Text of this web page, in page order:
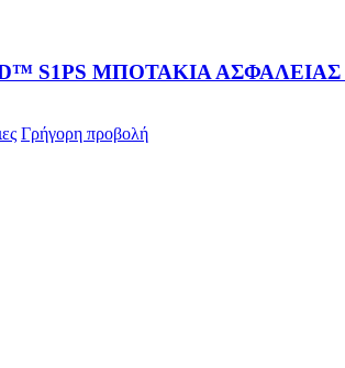
S1PS ΜΠΟΤΑΚΙΑ
Γρήγορη προβολή